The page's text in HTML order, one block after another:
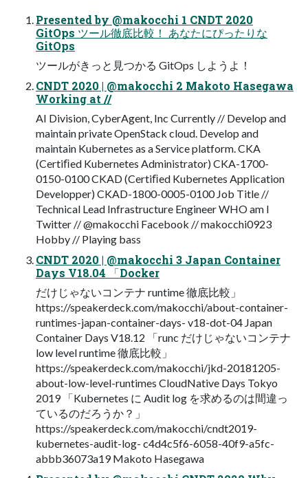
Presented by @makocchi 1 CNDT 2020
GitOps ツール徹底比較！ あなたにぴったりな
GitOps
ツールがきっと見つかる GitOps しようよ！
CNDT 2020 | @makocchi 2 Makoto Hasegawa
Working at //
AI Division, CyberAgent, Inc Currently // Develop and
maintain private OpenStack cloud. Develop and
maintain Kubernetes as a Service platform. CKA
(Certiﬁed Kubernetes Administrator) CKA-1700-
0150-0100 CKAD (Certiﬁed Kubernetes Application
Developper) CKAD-1800-0005-0100 Job Title //
Technical Lead Infrastructure Engineer WHO am I
Twitter // @makocchi Facebook // makocchi0923
Hobby // Playing bass
CNDT 2020 | @makocchi 3 Japan Container
Days V18.04 「Docker
だけじゃないコンテナ runtime 徹底比較」
https://speakerdeck.com/makocchi/about-container-
runtimes-japan-container-days- v18-dot-04 Japan
Container Days V18.12 「runc だけじゃないコンテナ
low level runtime 徹底比較」
https://speakerdeck.com/makocchi/jkd-20181205-
about-low-level-runtimes CloudNative Days Tokyo
2019 「Kubernetes に Audit log を求めるのは間違っ
ているのだろうか？」
https://speakerdeck.com/makocchi/cndt2019-
kubernetes-audit-log- c4d4c5f6-6058-40f9-a5fc-
abbb36073a19 Makoto Hasegawa